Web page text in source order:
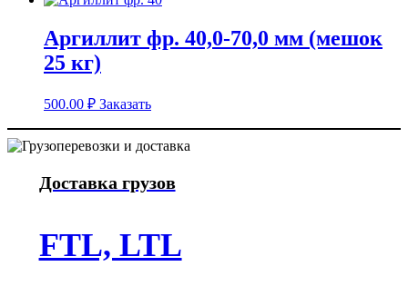
Аргиллит фр. 40,0-70,0 мм (мешок
25 кг)
500.00 ₽ Заказать
Доставка грузов
FTL, LTL